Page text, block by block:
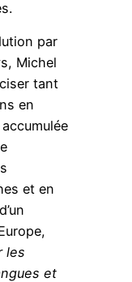
par
Michel
tant
en
accumulée
et en
les
et